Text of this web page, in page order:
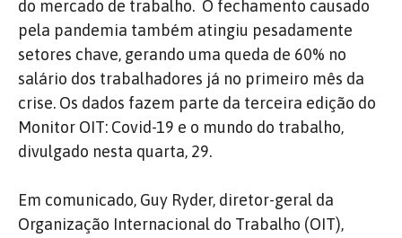
do mercado de trabalho. O fechamento causado
pela pandemia também atingiu pesadamente
setores chave, gerando uma queda de 60% no
salário dos trabalhadores já no primeiro mês da
crise. Os dados fazem parte da terceira edição do
Monitor OIT: Covid-19 e o mundo do trabalho,
divulgado nesta quarta, 29.
Em comunicado, Guy Ryder, diretor-geral da
Organização Internacional do Trabalho (OIT),